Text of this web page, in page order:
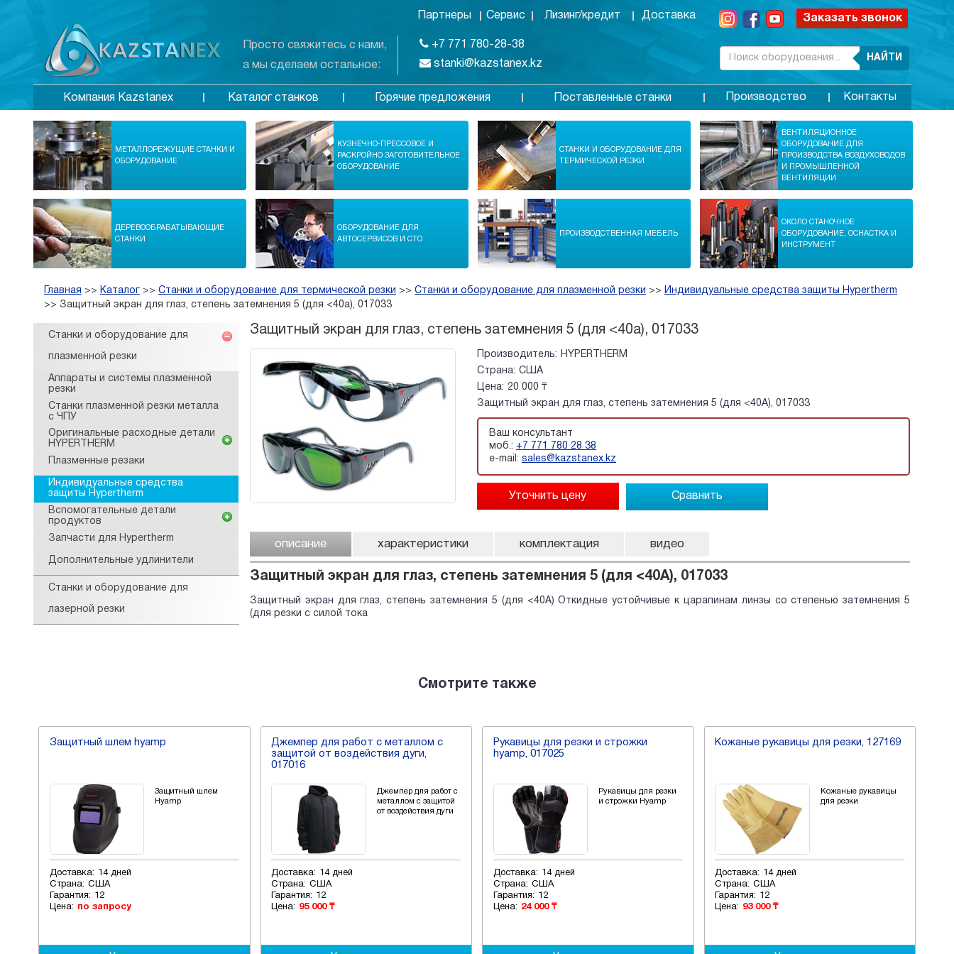
Просто свяжитесь с нами,
а мы сделаем остальное:
Партнеры Сервис Лизинг/кредит Доставка
+7 771 780-28-38
stanki@kazstanex.kz
Заказать звонок
НАЙТИ
Компания Kazstanex Каталог станков Горячие предложения Поставленные станки Производство Контакты
МЕТАЛЛОРЕЖУЩИЕ СТАНКИ И
ОБОРУДОВАНИЕ
КУЗНЕЧНО-ПРЕССОВОЕ И
РАСКРОЙНО ЗАГОТОВИТЕЛЬНОЕ
ОБОРУДОВАНИЕ
СТАНКИ И ОБОРУДОВАНИЕ ДЛЯ
ТЕРМИЧЕСКОЙ РЕЗКИ
ВЕНТИЛЯЦИОННОЕ
ОБОРУДОВАНИЕ ДЛЯ
ПРОИЗВОДСТВА ВОЗДУХОВОДОВ
И ПРОМЫШЛЕННОЙ
ВЕНТИЛЯЦИИ
ДЕРЕВООБРАБАТЫВАЮЩИЕ
СТАНКИ
ОБОРУДОВАНИЕ ДЛЯ
АВТОСЕРВИСОВ И СТО
ПРОИЗВОДСТВЕННАЯ МЕБЕЛЬ
ОКОЛО СТАНОЧНОЕ
ОБОРУДОВАНИЕ, ОСНАСТКА И
ИНСТРУМЕНТ
Главная >> Каталог >> Станки и оборудование для термической резки >> Станки и оборудование для плазменной резки >> Индивидуальные средства защиты Hypertherm
>> Защитный экран для глаз, степень затемнения 5 (для <40a), 017033
Станки и оборудование для
плазменной резки
Аппараты и системы плазменной
резки
Станки плазменной резки металла
с ЧПУ
Оригинальные расходные детали
HYPERTHERM
Плазменные резаки
Индивидуальные средства
защиты Hypertherm
Вспомогательные детали
продуктов
Запчасти для Hypertherm
Дополнительные удлинители
Станки и оборудование для
лазерной резки
Защитный экран для глаз, степень затемнения 5 (для <40a), 017033
Производитель:
HYPERTHERM
Страна: США
Цена: 20 000 ₸
Защитный экран для глаз, степень затемнения 5 (для <40A), 017033
Ваш консультант
моб.: +7 771 780 28 38
e-mail: sales@kazstanex.kz
Сравнить
описание характеристики комплектация видео
Защитный экран для глаз, степень затемнения 5 (для <40A), 017033
Защитный экран для глаз, степень затемнения 5 (для <40A) Откидные устойчивые к царапинам линзы со степенью затемнения 5
(для резки с силой тока
Смотрите также
Защитный шлем hyamp
Защитный шлем
Hyamp
Доставка: 14 дней
Страна: США
Гарантия: 12
Цена: по запросу
Джемпер для работ с металлом с
защитой от воздействия дуги,
017016
Джемпер для работ с
металлом с защитой
от воздействия дуги
Доставка: 14 дней
Страна: США
Гарантия: 12
Цена: 95 000 ₸
Рукавицы для резки и строжки
hyamp, 017025
Рукавицы для резки
и строжки Hyamp
Доставка: 14 дней
Страна: США
Гарантия: 12
Цена: 24 000 ₸
Кожаные рукавицы для резки, 127169
Кожаные рукавицы
для резки
Доставка: 14 дней
Страна: США
Гарантия: 12
Цена: 93 000 ₸